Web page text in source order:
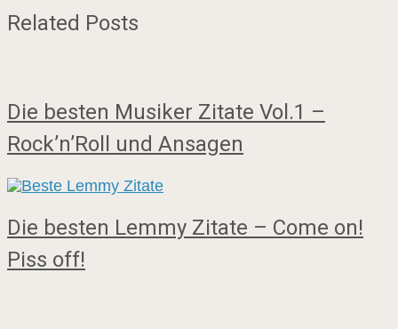
Related Posts
Die besten Musiker Zitate Vol.1 –
Rock’n’Roll und Ansagen
Die besten Lemmy Zitate – Come on!
Piss off!